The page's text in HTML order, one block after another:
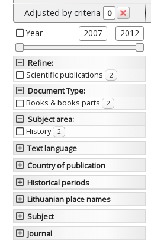
Adjusted by criteria 0
Year 2007 – 2012
Refine:
Scientific publications
2
Document Type:
Books & books parts
2
Subject area:
History
2
Text language
Country of publication
Historical periods
Lithuanian place names
Subject
Journal